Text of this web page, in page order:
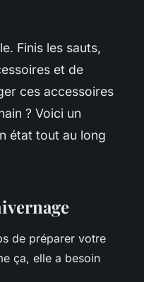
Finis les sauts,
et de
ces accessoires
? Voici un
état tout au long
de préparer votre
ça, elle a besoin